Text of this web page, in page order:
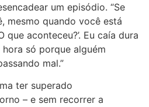
um episódio. “Se
mesmo quando você está
que aconteceu?’. Eu caía dura
só porque alguém
mal.”
ter superado
– e sem recorrer a